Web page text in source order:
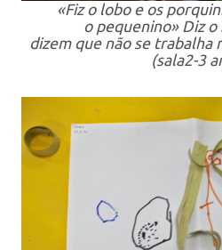
«Fiz o lobo e os
o pequenino» Diz
dizem que não se trabalha
(sala2-3